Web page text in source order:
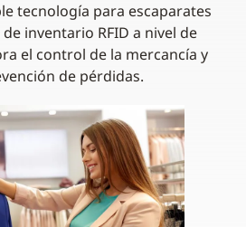
tecnología para escaparates
inventario RFID a nivel de
el control de la mercancía y
de pérdidas.